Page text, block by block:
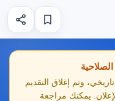
وتم إغلاق التقديم
يمكنك مراجعة